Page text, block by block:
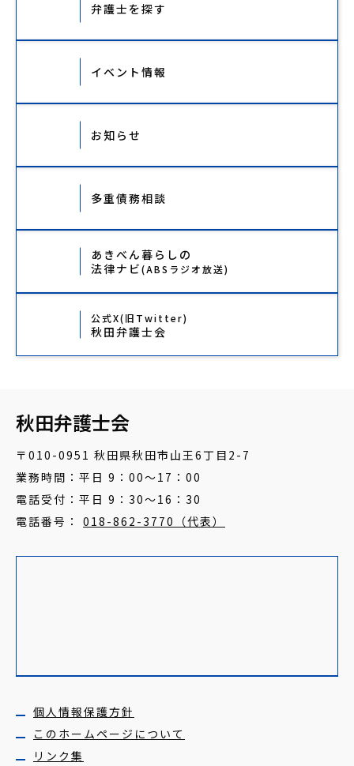
弁護士を探す
イベント情報
お知らせ
多重債務相談
あきべん暮らしの
法律ナビ(ABSラジオ放送)
公式X(旧Twitter)
秋田弁護士会
秋田弁護士会
〒010-0951 秋田県秋田市山王6丁目2-7
業務時間：平日 9：00～17：00
電話受付：平日 9：30～16：30
電話番号： 018-862-3770（代表）
個人情報保護方針
このホームページについて
リンク集